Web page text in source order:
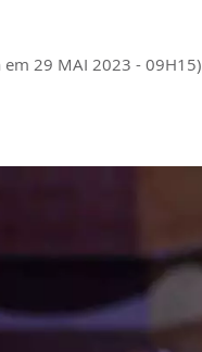
29 MAI 2023 - 09H15)